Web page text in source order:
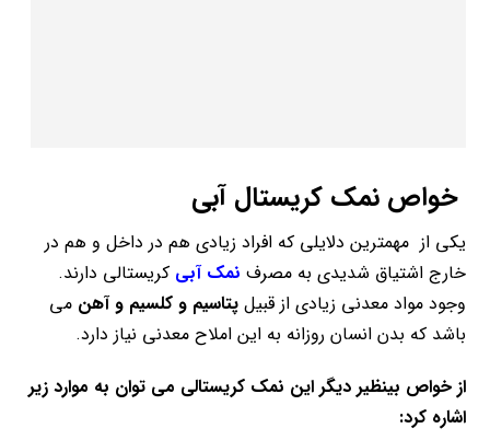
خواص نمک کریستال آبی
یکی از مهمترین دلایلی که افراد زیادی هم در داخل و هم در
خارج اشتیاق شدیدی به مصرف نمک آبی کریستالی دارند.
وجود مواد معدنی زیادی از قبیل پتاسیم و کلسیم و آهن می
باشد که بدن انسان روزانه به این املاح معدنی نیاز دارد.
از خواص بینظیر دیگر این نمک کریستالی می توان به موارد زیر
اشاره کرد: